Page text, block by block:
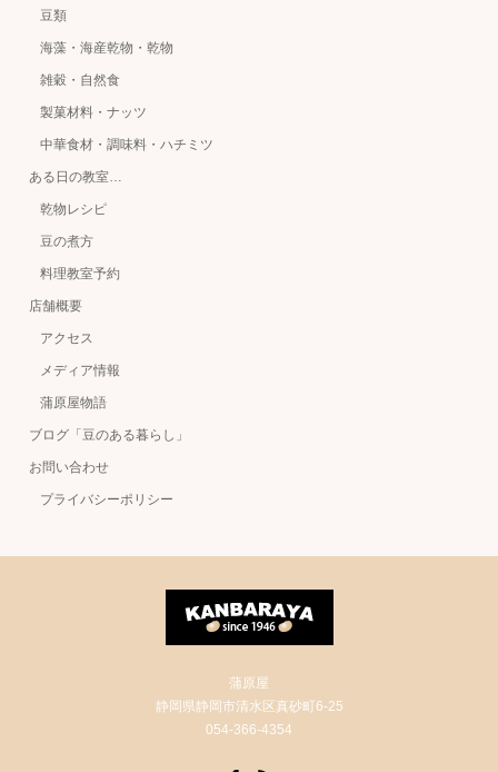
豆類
海藻・海産乾物・乾物
雑穀・自然食
製菓材料・ナッツ
中華食材・調味料・ハチミツ
ある日の教室…
乾物レシピ
豆の煮方
料理教室予約
店舗概要
アクセス
メディア情報
蒲原屋物語
ブログ「豆のある暮らし」
お問い合わせ
プライバシーポリシー
蒲原屋
静岡県静岡市清水区真砂町6-25
054-366-4354